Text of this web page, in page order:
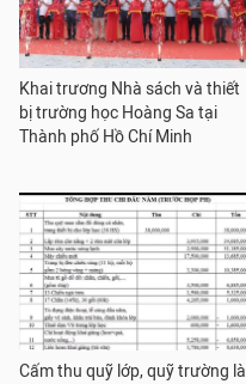
Khai trương Nhà sách và thiết
bị trường học Hoàng Sa tại
Thành phố Hồ Chí Minh
Cấm thu quỹ lớp, quỹ trường là